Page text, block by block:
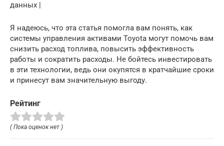
данных |
Я надеюсь, что эта статья помогла вам понять, как
системы управления активами Toyota могут помочь вам
снизить расход топлива, повысить эффективность
работы и сократить расходы. Не бойтесь инвестировать
в эти технологии, ведь они окупятся в кратчайшие сроки
и принесут вам значительную выгоду.
Рейтинг
( Пока оценок нет )